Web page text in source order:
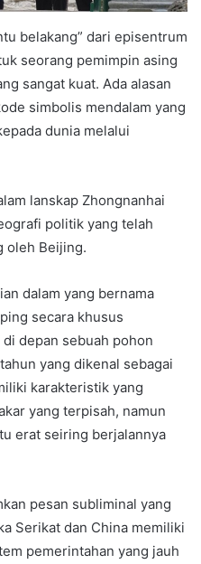
belakang” dari episentrum
seorang pemimpin asing
sangat kuat. Ada alasan
simbolis mendalam yang
dunia melalui
lanskap Zhongnanhai
politik yang telah
oleh Beijing.
dalam yang bernama
secara khusus
depan sebuah pohon
yang dikenal sebagai
karakteristik yang
yang terpisah, namun
erat seiring berjalannya
pesan subliminal yang
Serikat dan China memiliki
pemerintahan yang jauh